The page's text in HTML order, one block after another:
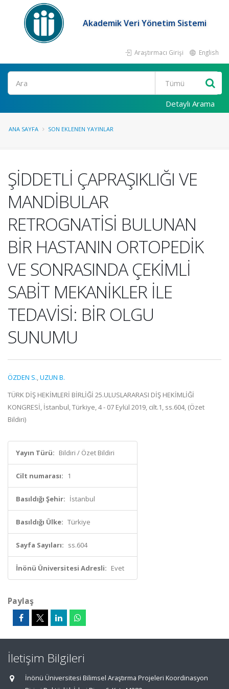
Akademik Veri Yönetim Sistemi
Araştırmacı Girişi English
Ara
Detaylı Arama
ANA SAYFA SON EKLENEN YAYINLAR
ŞİDDETLİ ÇAPRAŞIKLIĞI VE
MANDİBULAR
RETROGNATİSİ BULUNAN
BİR HASTANIN ORTOPEDİK
VE SONRASINDA ÇEKİMLİ
SABİT MEKANİKLER İLE
TEDAVİSİ: BİR OLGU
SUNUMU
ÖZDEN S.,UZUN B.
TÜRK DİŞ HEKİMLERİ BİRLİĞİ 25.ULUSLARARASI DİŞ HEKİMLİĞİ
KONGRESİ, İstanbul, Türkiye, 4 - 07 Eylül 2019, cilt.1, ss.604, (Özet
Bildiri)
Yayın Türü: Bildiri / Özet Bildiri
Cilt numarası: 1
Basıldığı Şehir: İstanbul
Basıldığı Ülke: Türkiye
Sayfa Sayıları: ss.604
İnönü Üniversitesi Adresli: Evet
Paylaş
İletişim Bilgileri
İnönü Üniversitesi Bilimsel Araştırma Projeleri Koordinasyon